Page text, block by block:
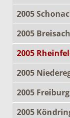
2005
2005
2005
2005
2005
2005